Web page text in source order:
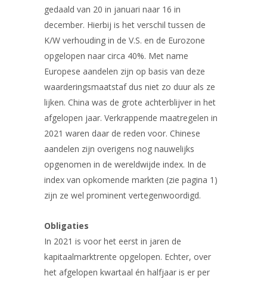
gedaald van 20 in januari naar 16 in
december. Hierbij is het verschil tussen de
K/W verhouding in de V.S. en de Eurozone
opgelopen naar circa 40%. Met name
Europese aandelen zijn op basis van deze
waarderingsmaatstaf dus niet zo duur als ze
lijken. China was de grote achterblijver in het
afgelopen jaar. Verkrappende maatregelen in
2021 waren daar de reden voor. Chinese
aandelen zijn overigens nog nauwelijks
opgenomen in de wereldwijde index. In de
index van opkomende markten (zie pagina 1)
zijn ze wel prominent vertegenwoordigd.
Obligaties
In 2021 is voor het eerst in jaren de
kapitaalmarktrente opgelopen. Echter, over
het afgelopen kwartaal én halfjaar is er per